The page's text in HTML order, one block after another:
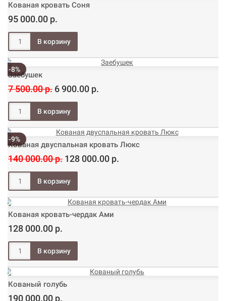
Кованая кровать Соня
95 000.00 р.
-8%
Заебушек
7 500.00 р. 6 900.00 р.
-9%
Кованая двуспальная кровать Люкс
140 000.00 р. 128 000.00 р.
Кованая кровать-чердак Ами
128 000.00 р.
Кованый голубь
190 000.00 р.